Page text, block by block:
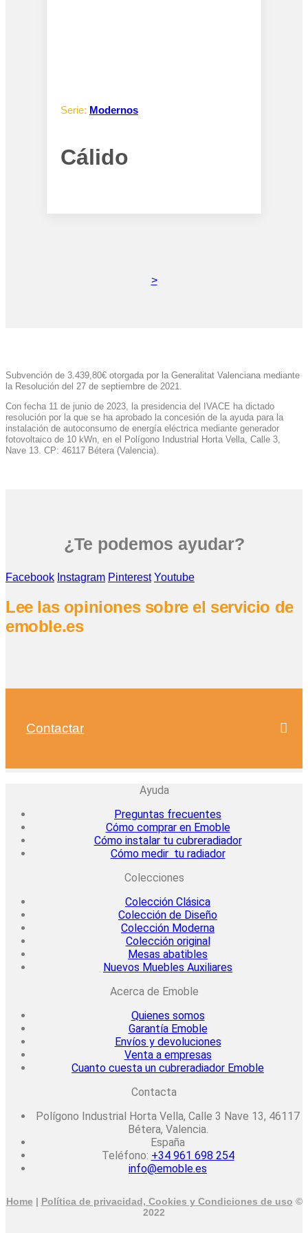
Serie: Modernos
Cálido
>
Subvención de 3.439,80€ otorgada por la Generalitat Valenciana mediante
la Resolución del 27 de septiembre de 2021.
Con fecha 11 de junio de 2023, la presidencia del IVACE ha dictado
resolución por la que se ha aprobado la concesión de la ayuda para la
instalación de autoconsumo de energía eléctrica mediante generador
fotovoltaico de 10 kWn, en el Polígono Industrial Horta Vella, Calle 3,
Nave 13. CP: 46117 Bétera (Valencia).
¿Te podemos ayudar?
Facebook Instagram Pinterest Youtube
Lee las opiniones sobre el servicio de
emoble.es
Contactar
Ayuda
Preguntas frecuentes
Cómo comprar en Emoble
Cómo instalar tu cubreradiador
Cómo medir tu radiador
Colecciones
Colección Clásica
Colección de Diseño
Colección Moderna
Colección original
Mesas abatibles
Nuevos Muebles Auxiliares
Acerca de Emoble
Quienes somos
Garantía Emoble
Envíos y devoluciones
Venta a empresas
Cuanto cuesta un cubreradiador Emoble
Contacta
Polígono Industrial Horta Vella, Calle 3 Nave 13, 46117
Bétera, Valencia.
España
Teléfono: +34 961 698 254
info@emoble.es
Home | Política de privacidad, Cookies y Condiciones de uso ©
2022